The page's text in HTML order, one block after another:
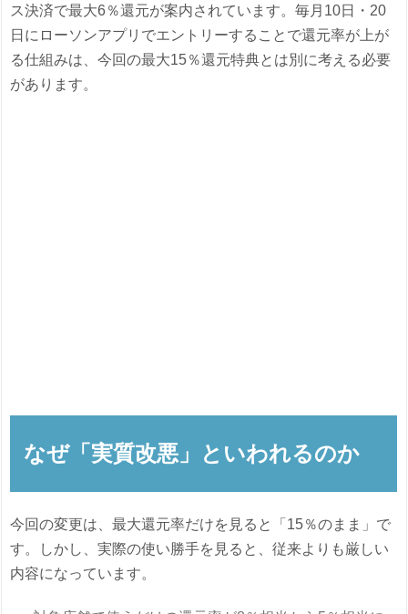
ス決済で最大6％還元が案内されています。毎月10日・20
日にローソンアプリでエントリーすることで還元率が上が
る仕組みは、今回の最大15％還元特典とは別に考える必要
があります。
なぜ「実質改悪」といわれるのか
今回の変更は、最大還元率だけを見ると「15％のまま」で
す。しかし、実際の使い勝手を見ると、従来よりも厳しい
内容になっています。